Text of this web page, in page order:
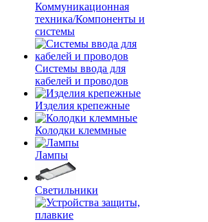
Коммуникационная
техника/Компоненты и
системы
Системы ввода для
кабелей и проводов
Изделия крепежные
Колодки клеммные
Лампы
Светильники